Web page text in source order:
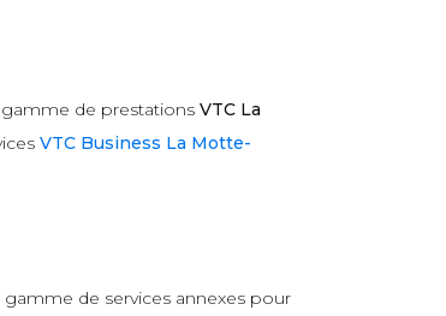
de prestations VTC La
VTC Business La Motte-
de services annexes pour